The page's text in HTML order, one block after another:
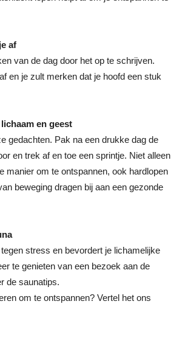
af
van de dag door het op te schrijven.
en je zult merken dat je hoofd een stuk
en geest
gedachten. Pak na een drukke dag de
en trek af en toe een sprintje. Niet alleen
manier om te ontspannen, ook hardlopen
beweging dragen bij aan een gezonde
stress en bevordert je lichamelijke
te genieten van een bezoek aan de
de saunatips.
om te ontspannen? Vertel het ons